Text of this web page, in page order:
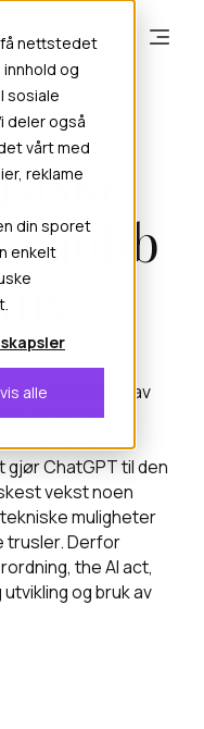
få nettstedet
og
sosiale
deler også
vårt med
reklame
din sporet
enkelt
alle
Jakobsen
jobb
som AI i løpet av
av 2022, men
over 100
gjør ChatGPT til den
vekst noen
muligheter
trusler. Derfor
the AI act,
og bruk av